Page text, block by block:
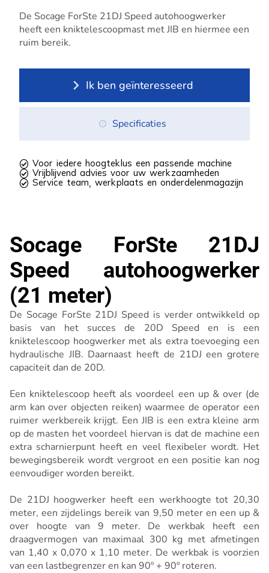
De Socage ForSte 21DJ Speed autohoogwerker
heeft een kniktelescoopmast met JIB en hiermee een
ruim bereik.
 Voor iedere hoogteklus een passende machine
 Vrijblijvend advies voor uw werkzaamheden
 Service team, werkplaats en onderdelenmagazijn
Ik ben geïnteresseerd
Specificaties
Socage ForSte 21DJ
Speed autohoogwerker
(21 meter)
De Socage ForSte 21DJ Speed is verder ontwikkeld op
basis van het succes de 20D Speed en is een
kniktelescoop hoogwerker met als extra toevoeging een
hydraulische JIB. Daarnaast heeft de 21DJ een grotere
capaciteit dan de 20D.
Een kniktelescoop heeft als voordeel een up & over (de
arm kan over objecten reiken) waarmee de operator een
ruimer werkbereik krijgt. Een JIB is een extra kleine arm
op de masten het voordeel hiervan is dat de machine een
extra scharnierpunt heeft en veel flexibeler wordt. Het
bewegingsbereik wordt vergroot en een positie kan nog
eenvoudiger worden bereikt.
De 21DJ hoogwerker heeft een werkhoogte tot 20,30
meter, een zijdelings bereik van 9,50 meter en een up &
over hoogte van 9 meter. De werkbak heeft een
draagvermogen van maximaal 300 kg met afmetingen
van 1,40 x 0,070 x 1,10 meter. De werkbak is voorzien
van een lastbegrenzer en kan 90º + 90º roteren.